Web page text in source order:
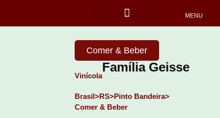
MENU
Comer & Beber
Vinícola
Família Geisse
Brasil>RS>Pinto Bandeira>
Comer & Beber